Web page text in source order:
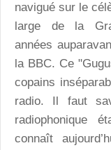
navigué sur le
large de la
années
la BBC. Ce
copains
radio. Il faut
radiophonique
connaît